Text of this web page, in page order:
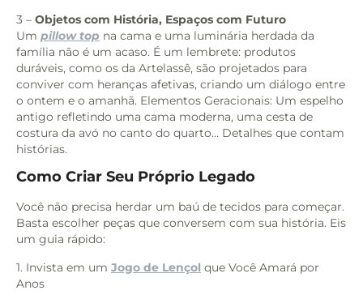
3 – Objetos com História, Espaços com Futuro
Um pillow top na cama e uma luminária herdada da
família não é um acaso. É um lembrete: produtos
duráveis, como os da Artelassê, são projetados para
conviver com heranças afetivas, criando um diálogo entre
o ontem e o amanhã. Elementos Geracionais: Um espelho
antigo refletindo uma cama moderna, uma cesta de
costura da avó no canto do quarto… Detalhes que contam
histórias.
Como Criar Seu Próprio Legado
Você não precisa herdar um baú de tecidos para começar.
Basta escolher peças que conversem com sua história. Eis
um guia rápido:
1. Invista em um Jogo de Lençol que Você Amará por
Anos